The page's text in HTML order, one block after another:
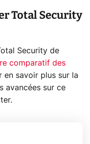
Total Security
Security de
comparatif des
en savoir plus sur la
avancées sur ce